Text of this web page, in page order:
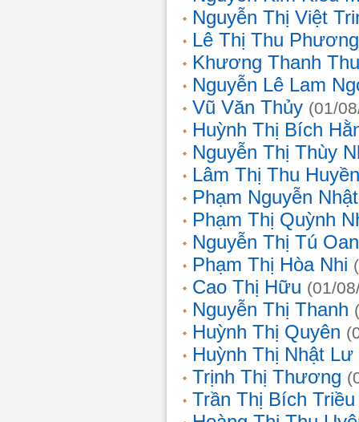
Nguyễn Thị Việt
Lê Thị Thu Phương
Khương Thanh
Nguyễn Lê Lam
Vũ Văn Thủy (01/
Huỳnh Thị Bích
Nguyễn Thị Thùy
Lâm Thị Thu Huyền
Phạm Nguyễn
Phạm Thị Quỳnh
Nguyễn Thị Tú
Phạm Thị Hòa Nhi
Cao Thị Hữu (01/
Nguyễn Thị Thanh
Huỳnh Thị Quyên
Huỳnh Thị Nhật Lư
Trịnh Thị Thương
Trần Thị Bích Triều